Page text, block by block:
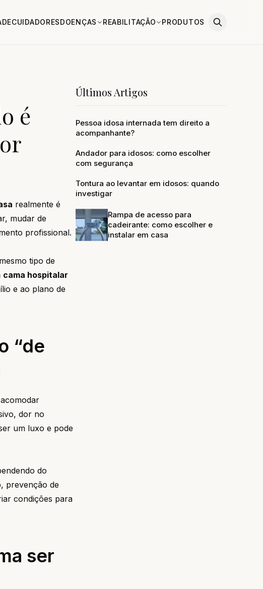
CUIDADORESDOENÇAS REABILITAÇÃO PRODUTOS
é
realmente é
mudar de
profissional.
tipo de
cama hospitalar
e ao plano de
“de
dor no
um luxo e pode
do
prevenção de
condições para
ser
Últimos Artigos
Pessoa idosa internada tem direito a
acompanhante?
Andador para idosos: como escolher
com segurança
Tontura ao levantar em idosos: quando
investigar
Rampa de acesso para
cadeirante: como escolher e
instalar em casa